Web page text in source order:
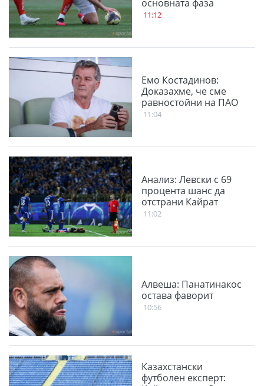
основната фаза
11:12
Емо Костадинов:
Доказахме, че сме
равностойни на ПАО
11:04
Анализ: Левски с 69
процента шанс да
отстрани Кайрат
11:02
Алвеша: Панатинакос
остава фаворит
10:56
Казахстански
футболен експерт: